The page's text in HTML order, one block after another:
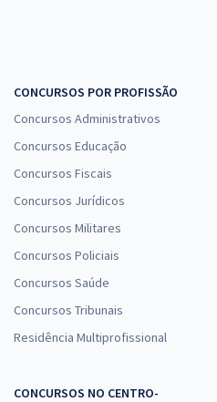
CONCURSOS POR PROFISSÃO
Concursos Administrativos
Concursos Educação
Concursos Fiscais
Concursos Jurídicos
Concursos Militares
Concursos Policiais
Concursos Saúde
Concursos Tribunais
Residência Multiprofissional
CONCURSOS NO CENTRO-